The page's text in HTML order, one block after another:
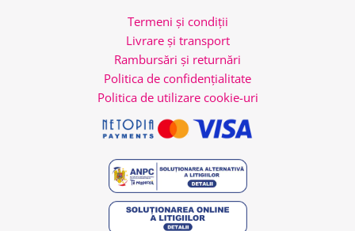
Termeni și condiții
Livrare și transport
Rambursări și returnări
Politica de confidențialitate
Politica de utilizare cookie-uri